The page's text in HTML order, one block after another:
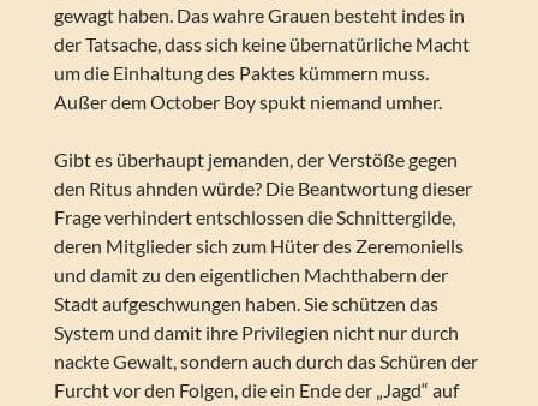
gewagt haben. Das wahre Grauen besteht indes in
der Tatsache, dass sich keine übernatürliche Macht
um die Einhaltung des Paktes kümmern muss.
Außer dem October Boy spukt niemand umher.
Gibt es überhaupt jemanden, der Verstöße gegen
den Ritus ahnden würde? Die Beantwortung dieser
Frage verhindert entschlossen die Schnittergilde,
deren Mitglieder sich zum Hüter des Zeremoniells
und damit zu den eigentlichen Machthabern der
Stadt aufgeschwungen haben. Sie schützen das
System und damit ihre Privilegien nicht nur durch
nackte Gewalt, sondern auch durch das Schüren der
Furcht vor den Folgen, die ein Ende der „Jagd“ auf